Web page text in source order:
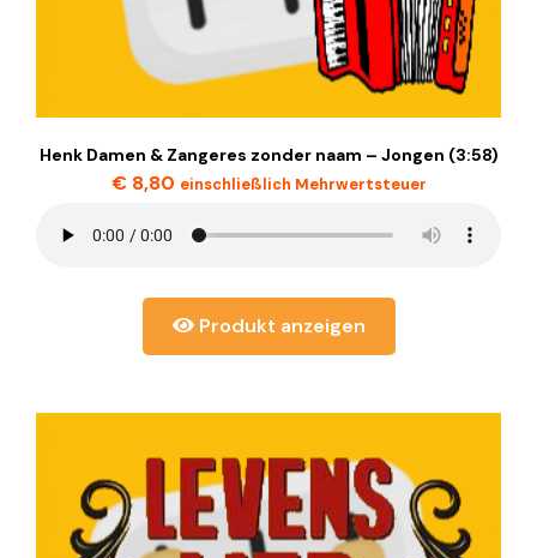
Henk Damen & Zangeres zonder naam – Jongen (3:58)
€8,80 einschließlich Mehrwertsteuer
Produkt anzeigen